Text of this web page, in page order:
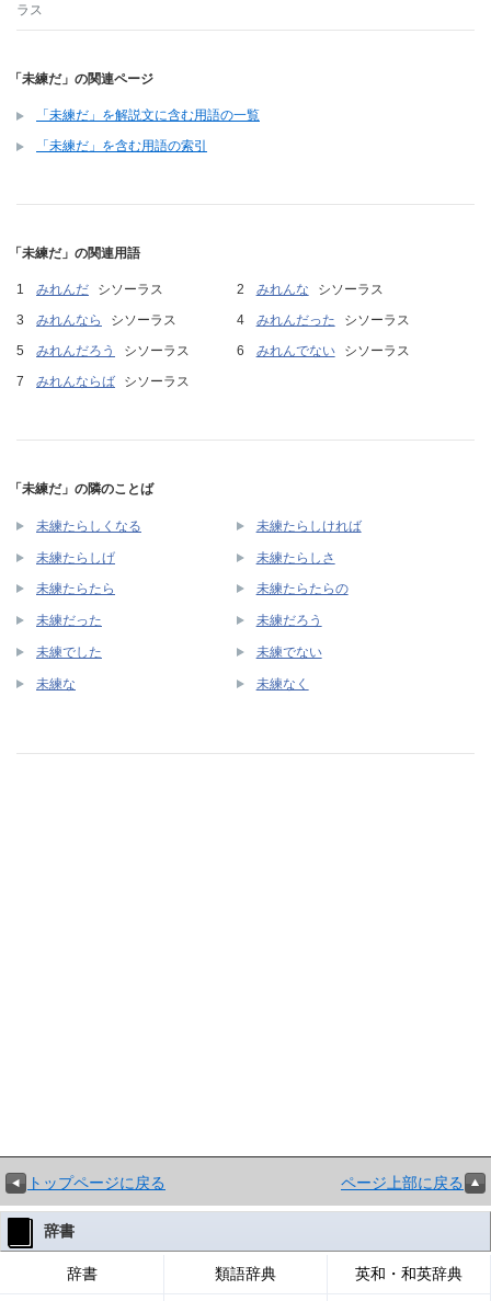
ラス
「未練だ」の関連ページ
「未練だ」を解説文に含む用語の一覧
「未練だ」を含む用語の索引
「未練だ」の関連用語
みれんだ シソーラス みれんな
シソーラス
みれんなら
シソーラス みれんだった
シソーラス
みれんだろう
シソーラス みれんでない
シソーラス
みれんならば
シソーラス
「未練だ」の隣のことば
未練たらしくなる 未練たらしければ
未練たらしげ 未練たらしさ
未練たらたら 未練たらたらの
未練だった 未練だろう
未練でした 未練でない
未練な 未練なく
トップページに戻る ページ上部に戻る
辞書
辞書 類語辞典 英和・和英辞典